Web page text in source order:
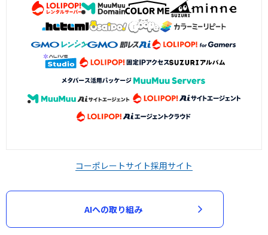
コーポレートサイト採用サイト
AIへの取り組み
導入実績22万件以上のECカート